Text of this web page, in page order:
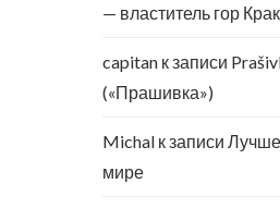
— властитель гор
capitan к записи
(«Прашивка»)
Michal к записи
мире